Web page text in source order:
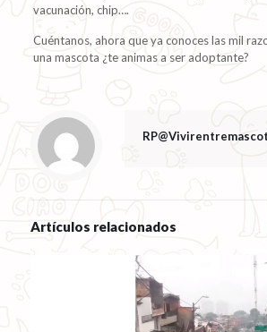
vacunación, chip….
Cuéntanos, ahora que ya conoces las mil
una mascota ¿te animas a ser adoptante?
Artículos relacionados